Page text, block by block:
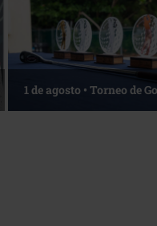
La esencia del servicio